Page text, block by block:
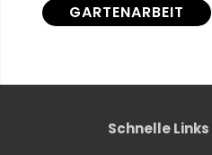
GARTENARBEIT
SCHÖNHEITSchnelle Links